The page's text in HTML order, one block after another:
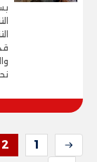
1
2